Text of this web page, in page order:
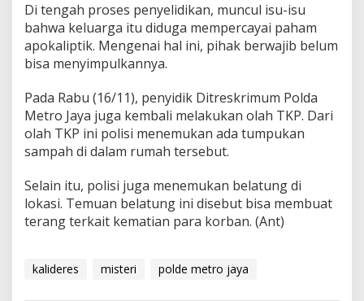
Di tengah proses penyelidikan, muncul isu-isu
bahwa keluarga itu diduga mempercayai paham
apokaliptik. Mengenai hal ini, pihak berwajib belum
bisa menyimpulkannya.
Pada Rabu (16/11), penyidik Ditreskrimum Polda
Metro Jaya juga kembali melakukan olah TKP. Dari
olah TKP ini polisi menemukan ada tumpukan
sampah di dalam rumah tersebut.
Selain itu, polisi juga menemukan belatung di
lokasi. Temuan belatung ini disebut bisa membuat
terang terkait kematian para korban. (Ant)
kalideres misteri polde metro jaya